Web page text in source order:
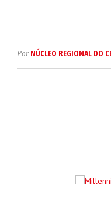
PorNÚCLEO REGIONAL DO